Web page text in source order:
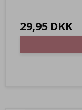
29,95 DKK